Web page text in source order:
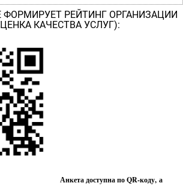
РЕЙТИНГ ОРГАНИЗАЦИИ
КАЧЕСТВА УСЛУГ):
Анкета доступна по QR-коду, а